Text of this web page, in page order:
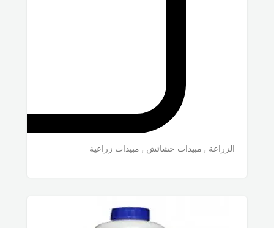
الزراعة , مبيدات حشائش , مبيدات زراعية